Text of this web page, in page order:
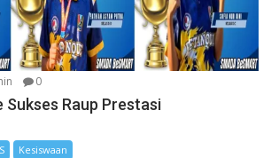
0
Sukses Raup Prestasi
Kesiswaan